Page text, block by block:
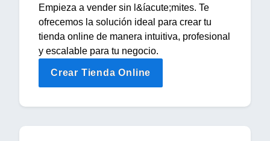
Empieza a vender sin l&íacute;mites. Te
ofrecemos la solución ideal para crear tu
tienda online de manera intuitiva, profesional
y escalable para tu negocio.
Crear Tienda Online